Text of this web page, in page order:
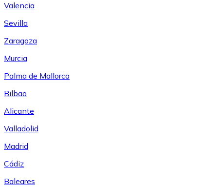
Valencia
Sevilla
Zaragoza
Murcia
Palma de Mallorca
Bilbao
Alicante
Valladolid
Madrid
Cádiz
Baleares